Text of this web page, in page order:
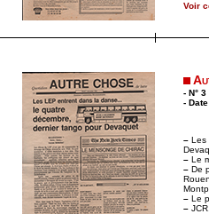
Voir
- N° 3
-
– Les
– Le
– De
– Le
–